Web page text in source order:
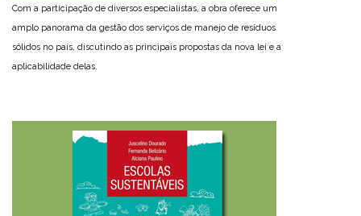
Com a participação de diversos especialistas, a obra oferece um
amplo panorama da gestão dos serviços de manejo de resíduos
sólidos no país, discutindo as principais propostas da nova lei e a
aplicabilidade delas.